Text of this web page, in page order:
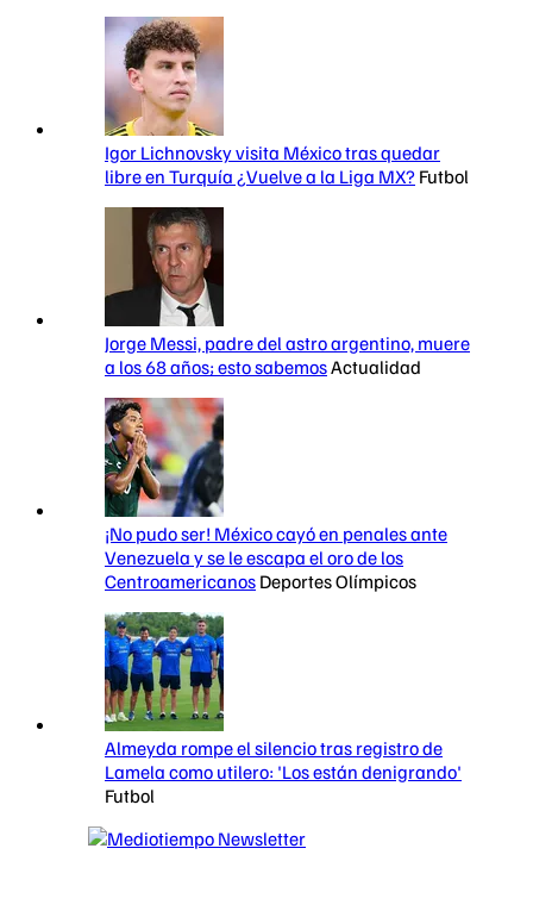
Igor Lichnovsky visita México tras quedar
libre en Turquía ¿Vuelve a la Liga MX? Futbol
Jorge Messi, padre del astro argentino, muere
a los 68 años; esto sabemosActualidad
¡No pudo ser! México cayó en penales ante
Venezuela y se le escapa el oro de los
Centroamericanos Deportes Olímpicos
Almeyda rompe el silencio tras registro de
Lamela como utilero: 'Los están denigrando'
Futbol